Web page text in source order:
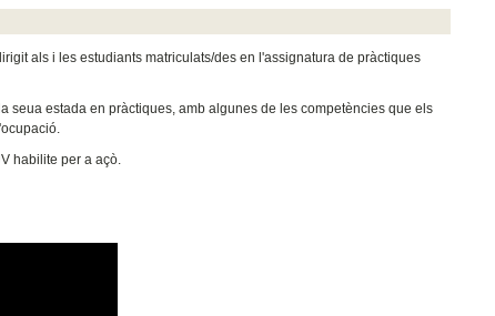
als i les estudiants matriculats/des en l'assignatura de pràctiques
seua estada en pràctiques, amb algunes de les competències que els
habilite per a açò.